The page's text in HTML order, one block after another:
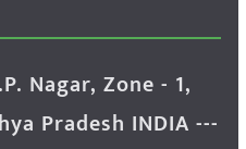
Nagar, Zone - 1,
Pradesh INDIA ---